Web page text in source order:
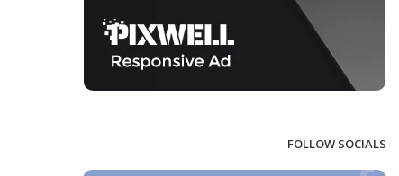
FOLLOW SOCIALS